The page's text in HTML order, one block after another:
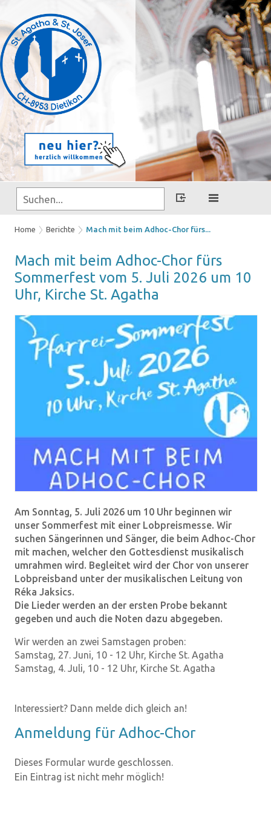
Home Berichte Mach mit beim Adhoc-Chor fürs...
Mach mit beim Adhoc-​Chor fürs
Som­mer­fest vom 5. Juli 2026 um 10
Uhr, Kir­che St. Aga­tha
Am Sonntag, 5. Juli 2026 um 10 Uhr beginnen wir
unser Sommerfest mit einer Lobpreismesse. Wir
suchen Sängerinnen und Sänger, die beim Adhoc-Chor
mit machen, welcher den Gottesdienst musikalisch
umrahmen wird. Begleitet wird der Chor von unserer
Lobpreisband unter der musikalischen Leitung von
Réka Jaksics.
Die Lieder werden an der ersten Probe bekannt
gegeben und auch die Noten dazu abgegeben.
Wir werden an zwei Samstagen proben:
Samstag, 27. Juni, 10 - 12 Uhr, Kirche St. Agatha
Samstag, 4. Juli, 10 - 12 Uhr, Kirche St. Agatha
Interessiert? Dann melde dich gleich an!
An­mel­dung für Adhoc-​Chor
Dieses Formular wurde geschlossen.
Ein Eintrag ist nicht mehr möglich!